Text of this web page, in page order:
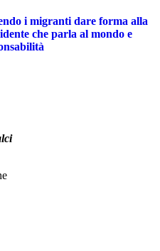
i migranti dare forma alla
che parla al mondo e